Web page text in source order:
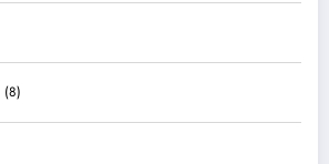
(8)